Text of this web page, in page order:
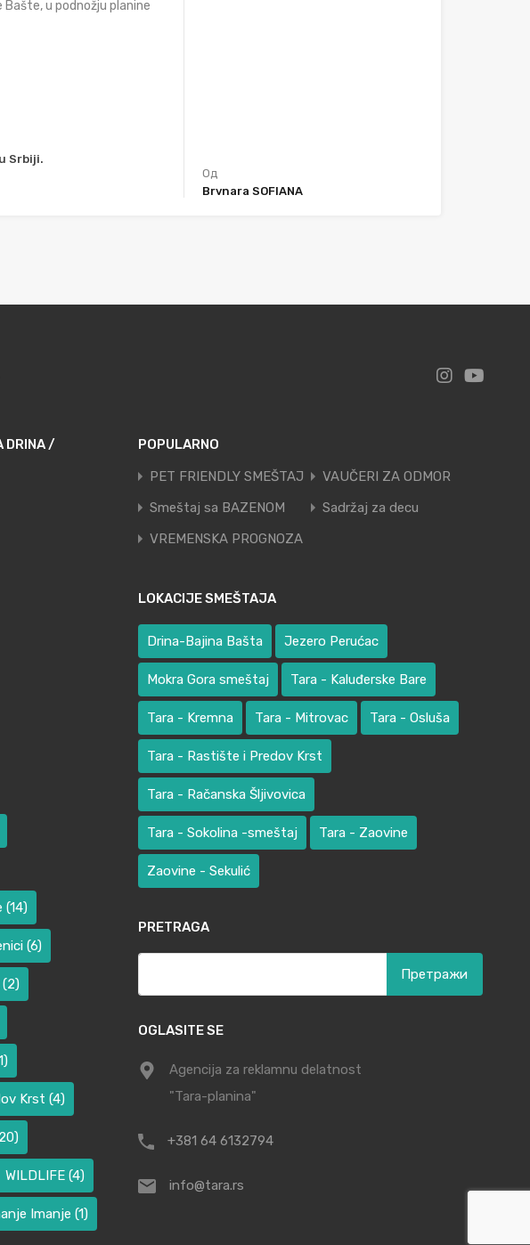
Bašte, u podnožju planine
Srbiji.
Од
Brvnara SOFIANA
DRINA /
(14)
(6)
(2)
Krst (4)
WILDLIFE (4)
Imanje (1)
POPULARNO
PET FRIENDLY SMEŠTAJ
VAUČERI ZA ODMOR
Smeštaj sa BAZENOM
Sadržaj za decu
VREMENSKA PROGNOZA
LOKACIJE SMEŠTAJA
Drina-Bajina Bašta Jezero Perućac
Mokra Gora smeštaj Tara - Kaluđerske Bare
Tara - Kremna Tara - Mitrovac Tara - Osluša
Tara - Rastište i Predov Krst
Tara - Račanska Šljivovica
Tara - Sokolina -smeštaj Tara - Zaovine
Zaovine - Sekulić
PRETRAGA
за:
OGLASITE SE
Agencija za reklamnu delatnost
"Tara-planina"
+381 64 6132794
info@tara.rs